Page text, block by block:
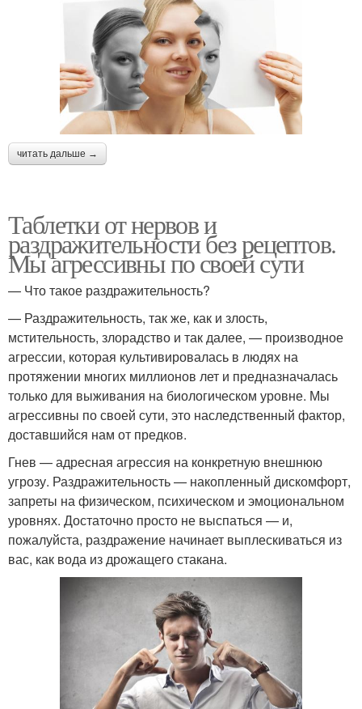
читать дальше →
Таблетки от нервов и
раздражительности без рецептов.
Мы агрессивны по своей сути
— Что такое раздражительность?
— Раздражительность, так же, как и злость,
мстительность, злорадство и так далее, — производное
агрессии, которая культивировалась в людях на
протяжении многих миллионов лет и предназначалась
только для выживания на биологическом уровне. Мы
агрессивны по своей сути, это наследственный фактор,
доставшийся нам от предков.
​​​​​​​Гнев — адресная агрессия на конкретную внешнюю
угрозу. Раздражительность — накопленный дискомфорт,
запреты на физическом, психическом и эмоциональном
уровнях. Достаточно просто не выспаться — и,
пожалуйста, раздражение начинает выплескиваться из
вас, как вода из дрожащего стакана.